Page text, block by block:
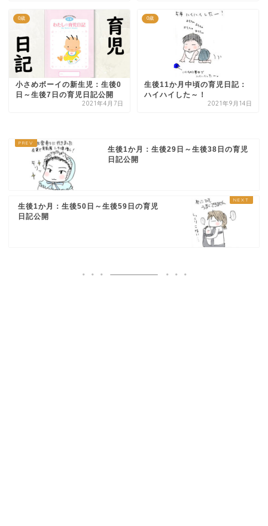
0歳
小さめボーイの新生児：生後0
日～生後7日の育児日記公開
2021年4月7日
0歳
生後11か月中頃の育児日記：
ハイハイした～！
2021年9月14日
生後1か月：生後29日～生後38日の育児
日記公開
生後1か月：生後50日～生後59日の育児
日記公開